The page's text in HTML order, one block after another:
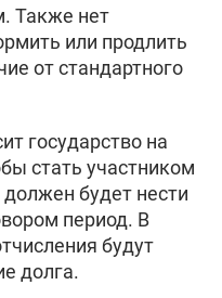
Также нет
или продлить
от стандартного
государство на
стать участником
будет нести
период. В
будут
долга.